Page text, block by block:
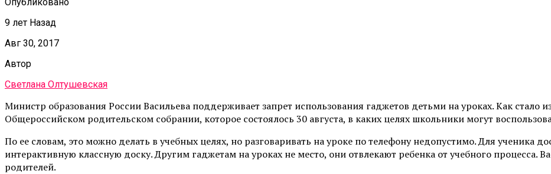
9 лет Назад
Авг 30, 2017
Автор
Светлана Олтушевская
Министр образования России Васильева поддерживает запрет использования гаджетов детьми на уроках. Как стало
Общероссийском родительском собрании, которое состоялось 30 августа, в каких целях школьники могут
По ее словам, это можно делать в учебных целях, но разговаривать на уроке по телефону недопустимо. Для ученика
интерактивную классную доску. Другим гаджетам на уроках не место, они отвлекают ребенка от учебного процесса.
родителей.